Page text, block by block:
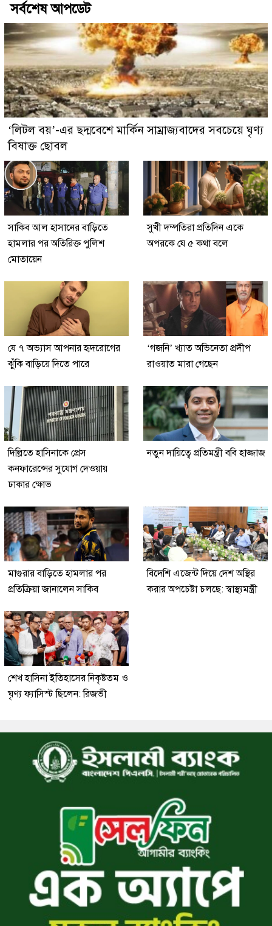
সর্বশেষ আপডেট
‘লিটল বয়’-এর ছদ্মবেশে মার্কিন সাম্রাজ্যবাদের সবচেয়ে ঘৃণ্য
বিষাক্ত ছোবল
সাকিব আল হাসানের বাড়িতে
হামলার পর অতিরিক্ত পুলিশ
মোতায়েন
সুখী দম্পতিরা প্রতিদিন একে
অপরকে যে ৫ কথা বলে
যে ৭ অভ্যাস আপনার হৃদরোগের
ঝুঁকি বাড়িয়ে দিতে পারে
‘গজনি’ খ্যাত অভিনেতা প্রদীপ
রাওয়াত মারা গেছেন
দিল্লিতে হাসিনাকে প্রেস
কনফারেন্সের সুযোগ দেওয়ায়
ঢাকার ক্ষোভ
নতুন দায়িত্বে প্রতিমন্ত্রী ববি হাজ্জাজ
মাগুরার বাড়িতে হামলার পর
প্রতিক্রিয়া জানালেন সাকিব
বিদেশি এজেন্ট দিয়ে দেশ অস্থির
করার অপচেষ্টা চলছে: স্বাস্থ্যমন্ত্রী
শেখ হাসিনা ইতিহাসের নিকৃষ্টতম ও
ঘৃণ্য ফ্যাসিস্ট ছিলেন: রিজভী